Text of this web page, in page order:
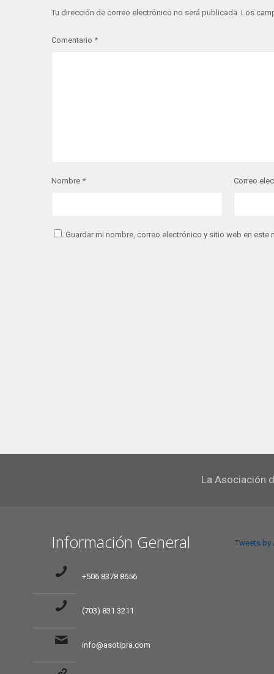
Tu dirección de correo electrónico no será publicada. Los
Comentario *
Nombre * Correo
Guardar mi nombre, correo electrónico y sitio web en este
La Asociación
Información General
+506 8378 8656
(703) 831 3211
info@asotipra.com
Tweets by